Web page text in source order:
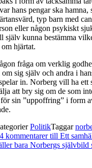
hans pengar ska hamna,
typ barn med
eller någon psykiskt
själv kunna bestämma
hjärtat.
fråga om verklig
sig själv och andra i
in. Norberg vill ha ett
att bry sig om de som
sin ”uppoffring” i form
PolitikTaggar
4 kommentarertill Ett
bara Norbergs självbild